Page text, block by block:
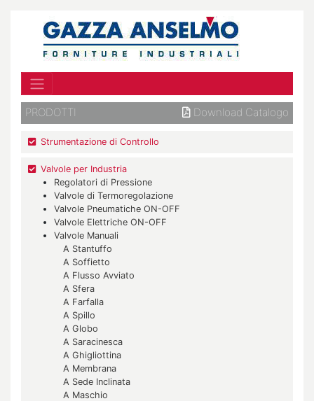
PRODOTTI Download Catalogo
Strumentazione di Controllo
Valvole per Industria
Regolatori di Pressione
Valvole di Termoregolazione
Valvole Pneumatiche ON-OFF
Valvole Elettriche ON-OFF
Valvole Manuali
A Stantuffo
A Soffietto
A Flusso Avviato
A Sfera
A Farfalla
A Spillo
A Globo
A Saracinesca
A Ghigliottina
A Membrana
A Sede Inclinata
A Maschio